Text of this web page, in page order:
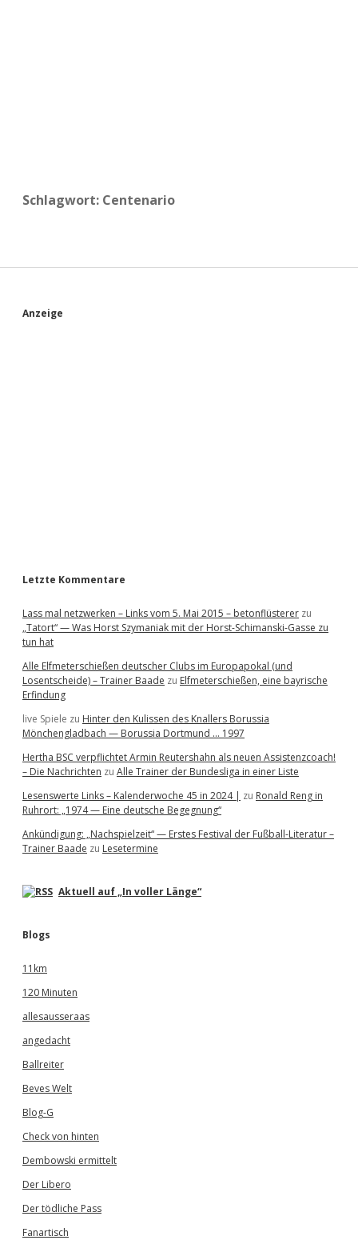
Schlagwort: Centenario
S
Anzeige
Letzte Kommentare
Lass mal netzwerken – Links vom 5. Mai 2015 – betonflüsterer zu
„Tatort“ — Was Horst Szymaniak mit der Horst-Schimanski-Gasse zu
tun hat
Alle Elfmeterschießen deutscher Clubs im Europapokal (und
Losentscheide) – Trainer Baade zu Elfmeterschießen, eine bayrische
Erfindung
live Spiele zu Hinter den Kulissen des Knallers Borussia
Mönchengladbach — Borussia Dortmund … 1997
Hertha BSC verpflichtet Armin Reutershahn als neuen Assistenzcoach!
– Die Nachrichten zu Alle Trainer der Bundesliga in einer Liste
Lesenswerte Links – Kalenderwoche 45 in 2024 | zu Ronald Reng in
Ruhrort: „1974 — Eine deutsche Begegnung“
Ankündigung: „Nachspielzeit“ — Erstes Festival der Fußball-Literatur –
Trainer Baade zu Lesetermine
Aktuell auf „In voller Länge“
Blogs
11km
120 Minuten
allesausseraas
angedacht
Ballreiter
Beves Welt
Blog-G
Check von hinten
Dembowski ermittelt
Der Libero
Der tödliche Pass
Fanartisch